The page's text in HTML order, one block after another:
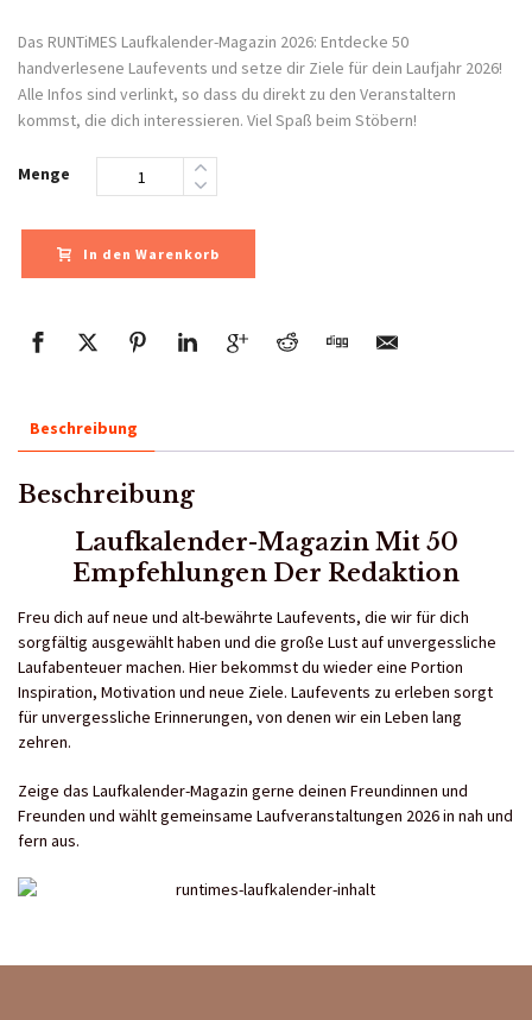
Das RUNTiMES Laufkalender-Magazin 2026: Entdecke 50
handverlesene Laufevents und setze dir Ziele für dein Laufjahr 2026!
Alle Infos sind verlinkt, so dass du direkt zu den Veranstaltern
kommst, die dich interessieren. Viel Spaß beim Stöbern!
Menge
In den Warenkorb
Beschreibung
Beschreibung
Laufkalender-Magazin Mit 50
Empfehlungen Der Redaktion
Freu dich auf neue und alt-bewährte Laufevents, die wir für dich
sorgfältig ausgewählt haben und die große Lust auf unvergessliche
Laufabenteuer machen. Hier bekommst du wieder eine Portion
Inspiration, Motivation und neue Ziele. Laufevents zu erleben sorgt
für unvergessliche Erinnerungen, von denen wir ein Leben lang
zehren.
Zeige das Laufkalender-Magazin gerne deinen Freundinnen und
Freunden und wählt gemeinsame Laufveranstaltungen 2026 in nah und
fern aus.